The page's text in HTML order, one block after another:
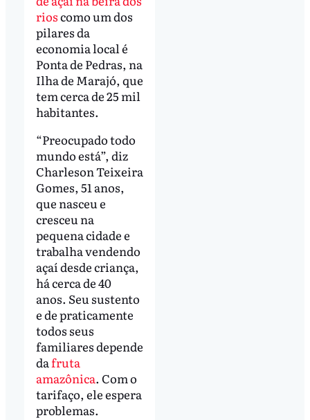
rioscomo um dos
pilares da
economia local é
Ponta de Pedras, na
Ilha de Marajó, que
tem cerca de 25 mil
habitantes.
“Preocupado todo
mundo está”, diz
Charleson Teixeira
Gomes, 51 anos,
que nasceu e
cresceu na
pequena cidade e
trabalha vendendo
açaí desde criança,
há cerca de 40
anos. Seu sustento
e de praticamente
todos seus
familiares depende
dafruta
amazônica. Com o
tarifaço, ele espera
problemas.